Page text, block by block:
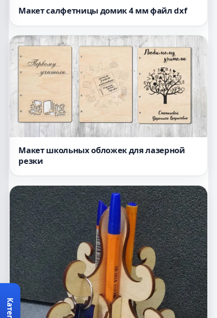
Макет салфетницы домик 4 мм файл dxf
Макет школьных обложек для лазерной
резки